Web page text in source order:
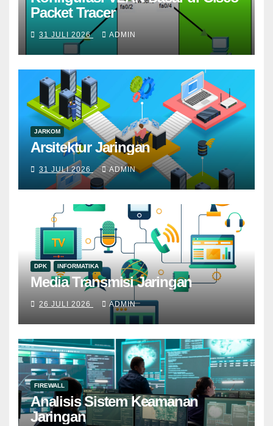
Packet Tracer
31 JULI 2026 ADMIN
JARKOM
Arsitektur Jaringan
31 JULI 2026 ADMIN
DPK INFORMATIKA
Media Transmisi Jaringan
26 JULI 2026 ADMIN
FIREWALL
Analisis Sistem Keamanan
Jaringan